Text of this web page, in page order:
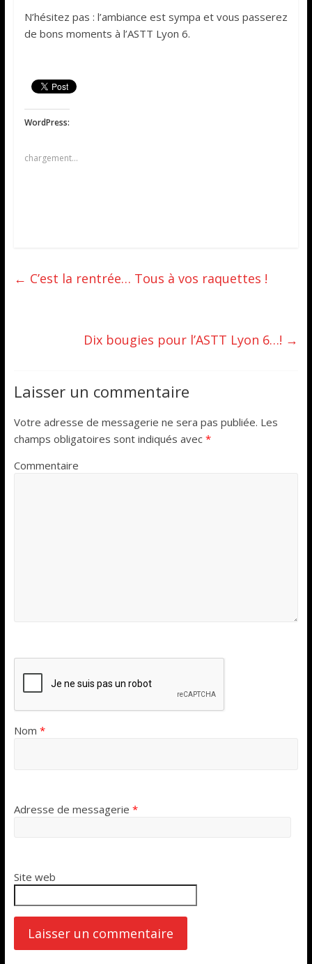
N’hésitez pas : l’ambiance est sympa et vous passerez
de bons moments à l’ASTT Lyon 6.
WordPress:
chargement…
← C’est la rentrée… Tous à vos raquettes !
Dix bougies pour l’ASTT Lyon 6…! →
Laisser un commentaire
Votre adresse de messagerie ne sera pas publiée. Les
champs obligatoires sont indiqués avec *
Commentaire
Nom *
Adresse de messagerie *
Site web